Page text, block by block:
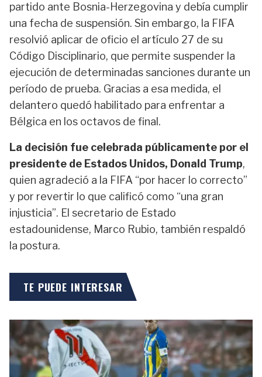
partido ante Bosnia-Herzegovina y debía cumplir
una fecha de suspensión. Sin embargo, la FIFA
resolvió aplicar de oficio el artículo 27 de su
Código Disciplinario, que permite suspender la
ejecución de determinadas sanciones durante un
período de prueba. Gracias a esa medida, el
delantero quedó habilitado para enfrentar a
Bélgica en los octavos de final.
La decisión fue celebrada públicamente por el
presidente de Estados Unidos, Donald Trump,
quien agradeció a la FIFA “por hacer lo correcto”
y por revertir lo que calificó como “una gran
injusticia”. El secretario de Estado
estadounidense, Marco Rubio, también respaldó
la postura.
TE PUEDE INTERESAR